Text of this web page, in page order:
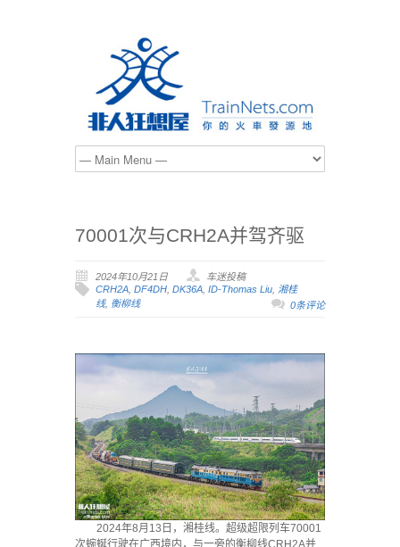
70001次与CRH2A并驾齐驱
2024年10月21日
车迷投稿
CRH2A, DF4DH, DK36A, ID-Thomas Liu, 湘桂
线, 衡柳线 0条评论
2024年8月13日，湘桂线。超级超限列车70001